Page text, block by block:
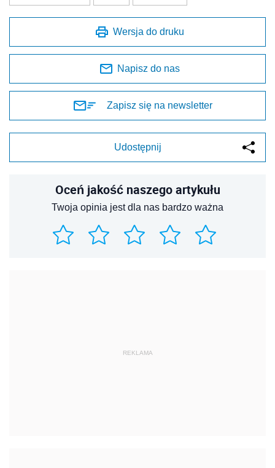
Wersja do druku
Napisz do nas
Zapisz się na newsletter
Udostępnij
Oceń jakość naszego artykułu
Twoja opinia jest dla nas bardzo ważna
REKLAMA